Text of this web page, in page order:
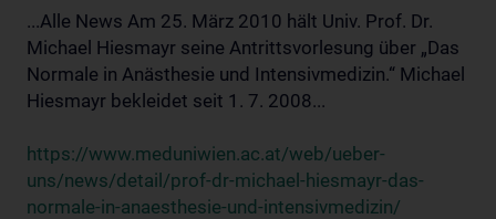
...Alle News Am 25. März 2010 hält Univ. Prof. Dr.
Michael Hiesmayr seine Antrittsvorlesung über „Das
Normale in Anästhesie und Intensivmedizin.“ Michael
Hiesmayr bekleidet seit 1. 7. 2008...
https://www.meduniwien.ac.at/web/ueber-
uns/news/detail/prof-dr-michael-hiesmayr-das-
normale-in-anaesthesie-und-intensivmedizin/